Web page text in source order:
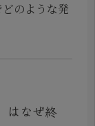
のような発
はなぜ終